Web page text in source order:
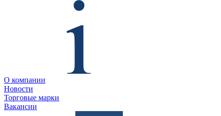
О компании
Новости
Торговые марки
Вакансии